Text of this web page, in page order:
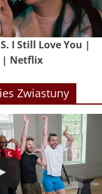
I Still Love You |
| Netflix
Zwiastuny